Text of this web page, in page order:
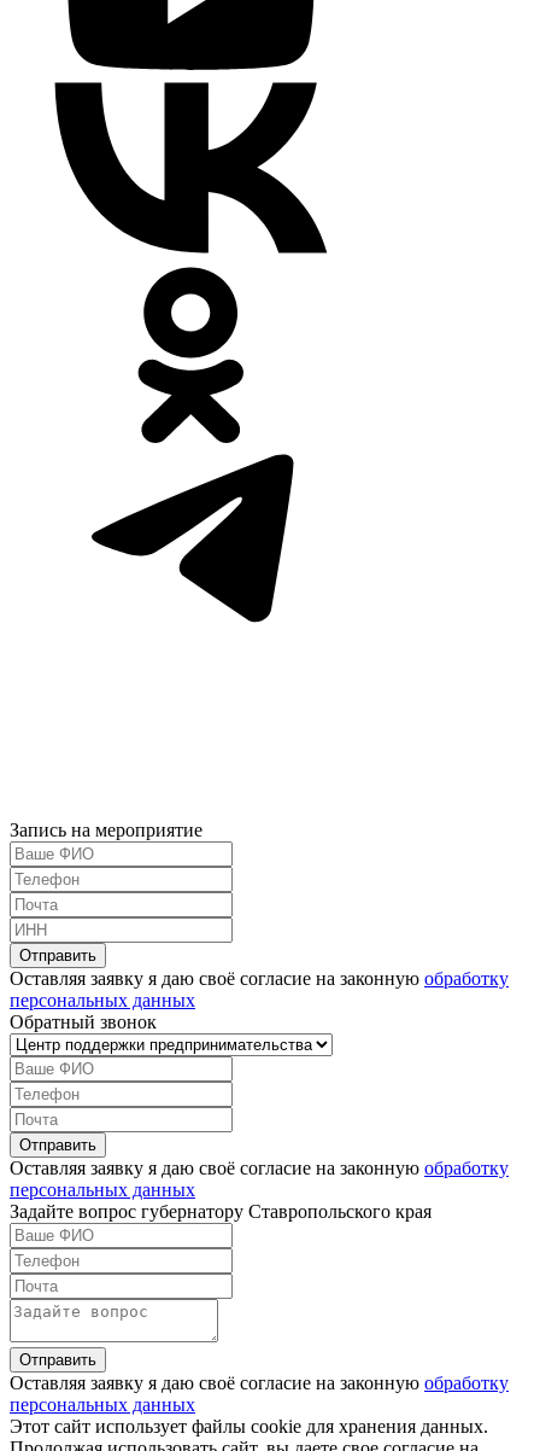
Запись на мероприятие
Оставляя заявку я даю своё согласие на законную обработку
персональных данных
Обратный звонок
Оставляя заявку я даю своё согласие на законную обработку
персональных данных
Задайте вопрос губернатору Ставропольского края
Оставляя заявку я даю своё согласие на законную обработку
персональных данных
Этот сайт использует файлы cookie для хранения данных.